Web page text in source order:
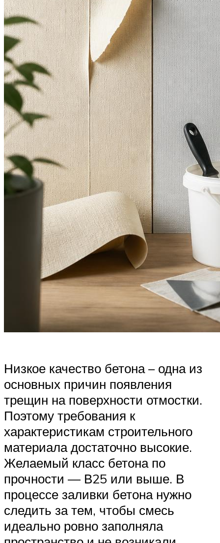
Низкое качество бетона – одна из
основных причин появления
трещин на поверхности отмостки.
Поэтому требования к
характеристикам строительного
материала достаточно высокие.
Желаемый класс бетона по
прочности — В25 или выше. В
процессе заливки бетона нужно
следить за тем, чтобы смесь
идеально ровно заполняла